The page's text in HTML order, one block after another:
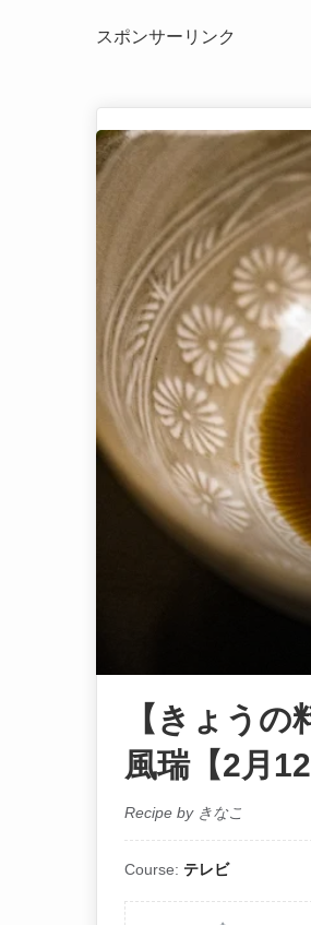
スポンサーリンク
【きょう
風瑞【2月12
Recipe by きなこ
Course: テレビ